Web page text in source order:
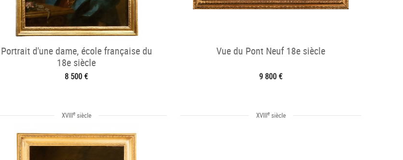
Portrait d'une dame, école française du
18e siècle
8 500 €
Vue du Pont Neuf 18e siècle
9 800 €
XVIIIesiècle XVIIIesiècle